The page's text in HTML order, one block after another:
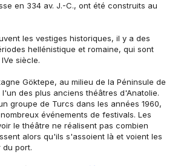
en 334 av. J.-C., ont été construits au
les vestiges historiques, il y a des
hellénistique et romaine, qui sont
siècle.
Göktepe, au milieu de la Péninsule de
des plus anciens théâtres d'Anatolie.
groupe de Turcs dans les années 1960,
événements de festivals. Les
le théâtre ne réalisent pas combien
alors qu'ils s'assoient là et voient les
du port.